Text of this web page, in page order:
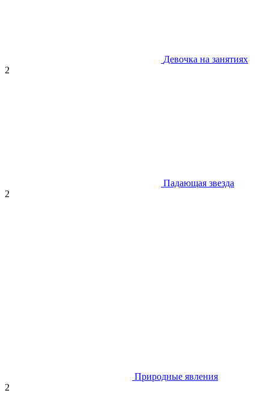
Девочка на занятиях
2
Падающая звезда
2
Природные явления
2